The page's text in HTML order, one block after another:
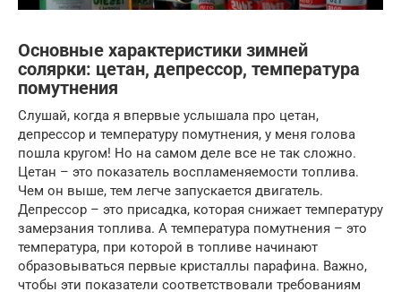
Основные характеристики зимней
солярки: цетан, депрессор, температура
помутнения
Слушай, когда я впервые услышала про цетан,
депрессор и температуру помутнения, у меня голова
пошла кругом! Но на самом деле все не так сложно.
Цетан – это показатель воспламеняемости топлива.
Чем он выше, тем легче запускается двигатель.
Депрессор – это присадка, которая снижает температуру
замерзания топлива. А температура помутнения – это
температура, при которой в топливе начинают
образовываться первые кристаллы парафина. Важно,
чтобы эти показатели соответствовали требованиям